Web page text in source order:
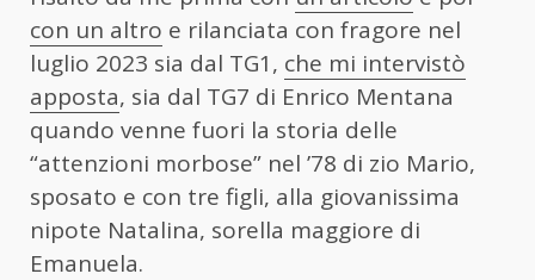
con un altro e rilanciata con fragore nel
luglio 2023 sia dal TG1, che mi intervistò
apposta, sia dal TG7 di Enrico Mentana
quando venne fuori la storia delle
“attenzioni morbose” nel ’78 di zio Mario,
sposato e con tre figli, alla giovanissima
nipote Natalina, sorella maggiore di
Emanuela.